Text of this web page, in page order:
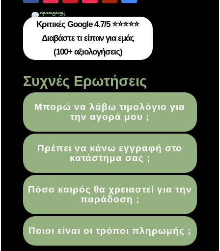
Κριτικές Google 4.7/5 ⭐⭐⭐⭐⭐
Διαβάστε τι είπαν για εμάς
(100+ αξιολογήσεις)
Συχνές Ερωτήσεις
Μπορώ να λάβω τιμολόγιο για
την αγορά μου ;
Πρέπει να κάνω εγγραφή στο
κατάστημα σας ;
Πόσο καιρός θα χρειαστεί για την
παράδοση ;
Ποιοι είναι οι τρόποι πληρωμής ;